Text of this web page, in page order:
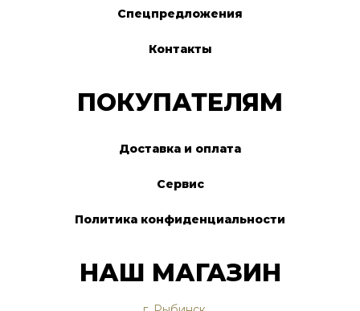
Спецпредложения
Контакты
ПОКУПАТЕЛЯМ
Доставка и оплата
Сервис
Политика конфиденциальности
НАШ МАГАЗИН